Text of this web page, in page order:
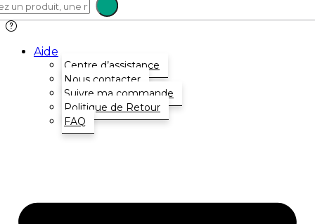
Aide
Centre d’assistance
Nous contacter
Suivre ma commande
Politique de Retour
FAQ